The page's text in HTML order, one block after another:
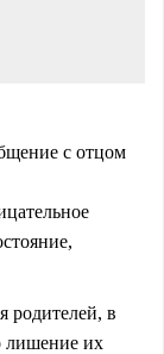
с отцом
родителей, в
лишение их